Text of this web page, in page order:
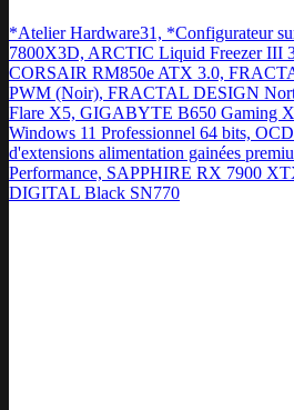
*Atelier Hardware31, *Configurateur
7800X3D, ARCTIC Liquid Freezer III
CORSAIR RM850e ATX 3.0,
PWM (Noir), FRACTAL DESIGN
Flare X5, GIGABYTE B650 Gaming
Windows 11 Professionnel 64 bits,
d'extensions alimentation gainées
Performance, SAPPHIRE RX 7900
DIGITAL Black SN770